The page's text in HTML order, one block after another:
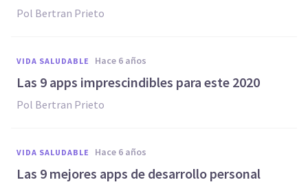
Pol Bertran Prieto
VIDA SALUDABLE hace 6 años
Las 9 apps imprescindibles para este 2020
Pol Bertran Prieto
VIDA SALUDABLE hace 6 años
Las 9 mejores apps de desarrollo personal